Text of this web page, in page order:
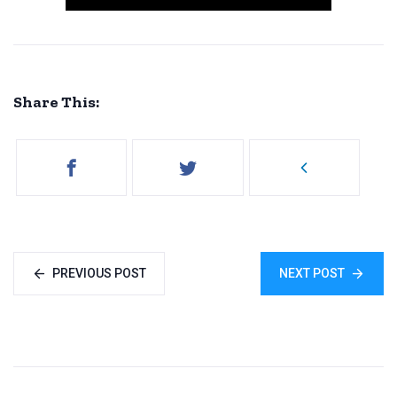
Share This:
PREVIOUS POST NEXT POST